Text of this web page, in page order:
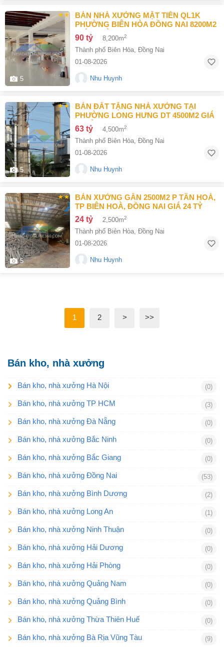
5
BÁN NHÀ XƯỞNG MẶT TIỀN QL1K
PHƯỜNG BIÊN HÒA ĐỒNG NAI 8200M2
GIÁ 90 TỶ
90 tỷ 8,200m2
Thành phố Biên Hòa, Đồng Nai
01-08-2026
Nhu Huynh
5
BÁN ĐẤT TẶNG NHÀ XƯỞNG TẠI
PHƯỜNG LONG HƯNG DT 4500M2 GIÁ
63 TỶ
63 tỷ 4,500m2
Thành phố Biên Hòa, Đồng Nai
01-08-2026
Nhu Huynh
5
BÁN XƯỞNG GẦN 2500M2 P TÂN HOÀ,
TP BIÊN HOÀ, ĐỒNG NAI GIÁ 24 TỶ
24 tỷ 2,500m2
Thành phố Biên Hòa Đồng Nai
01-08-2026
Nhu Huynh
1 2 > >>
Bán kho, nhà xưởng
Bán kho, nhà xưởng Hà Nội (0)
Bán kho, nhà xưởng TP HCM (3)
Bán kho, nhà xưởng Đà Nẵng (0)
Bán kho, nhà xưởng Bắc Ninh (0)
Bán kho, nhà xưởng Bắc Giang (0)
Bán kho, nhà xưởng Đồng Nai (53)
Bán kho, nhà xưởng Bình Dương (2)
Bán kho, nhà xưởng Long An (1)
Bán kho, nhà xưởng Ninh Thuận (0)
Bán kho, nhà xưởng Hải Dương (0)
Bán kho, nhà xưởng Hải Phòng (0)
Bán kho, nhà xưởng Quảng Nam (0)
Bán kho, nhà xưởng Quảng Bình (0)
Bán kho, nhà xưởng Thừa Thiên Huế (0)
Bán kho, nhà xưởng Bà Rịa Vũng Tàu (9)